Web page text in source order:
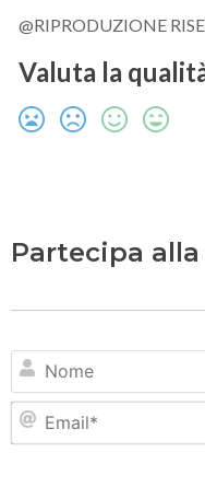
@RIPRODUZIONE
Valuta la
Partecipa